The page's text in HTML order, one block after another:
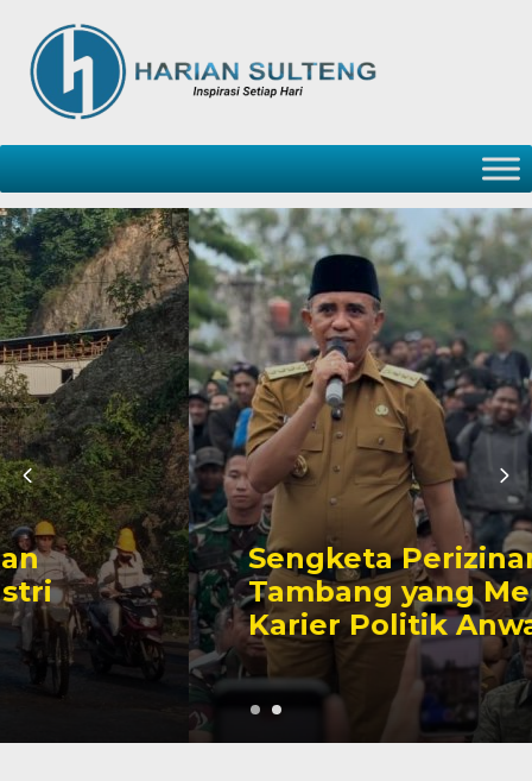
Sengketa Perizinan
Tambang yang Mengiringi
Karier Politik Anwar Hafid